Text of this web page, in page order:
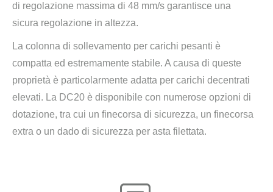
di regolazione massima di 48 mm/s garantisce una
sicura regolazione in altezza.
La colonna di sollevamento per carichi pesanti è
compatta ed estremamente stabile. A causa di queste
proprietà è particolarmente adatta per carichi decentrati
elevati. La DC20 è disponibile con numerose opzioni di
dotazione, tra cui un finecorsa di sicurezza, un finecorsa
extra o un dado di sicurezza per asta filettata.